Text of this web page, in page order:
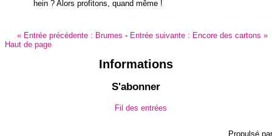
hein ? Alors profitons, quand même !
« Entrée précédente : Brumes - Entrée suivante : Encore des cartons »
Haut de page
Informations
S'abonner
Fil des entrées
Propulsé